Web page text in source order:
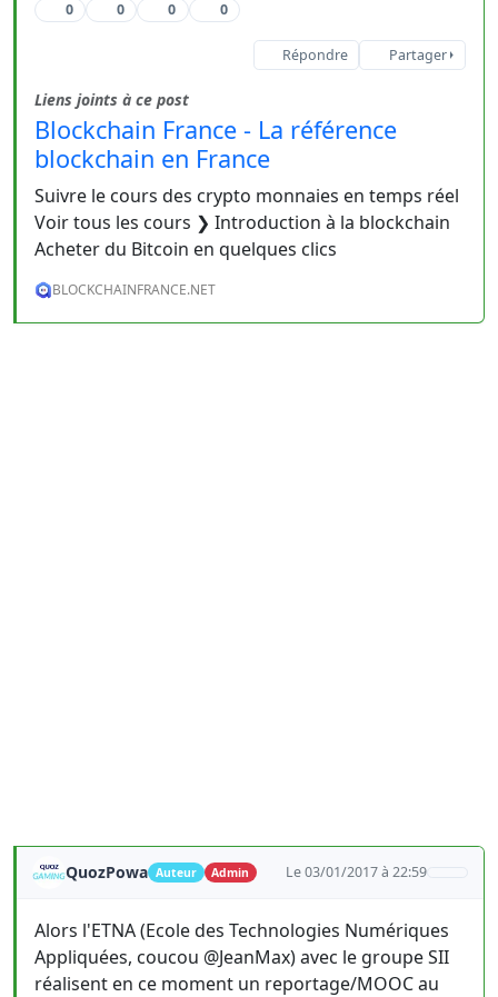
0 0 0 0
Répondre Partager
Liens joints à ce post
Blockchain France - La référence
blockchain en France
Suivre le cours des crypto monnaies en temps réel
Voir tous les cours ❯ Introduction à la blockchain
Acheter du Bitcoin en quelques clics
BLOCKCHAINFRANCE.NET
QuozPowa Auteur Admin Le 03/01/2017 à 22:59
Alors l'ETNA (Ecole des Technologies Numériques
Appliquées, coucou @JeanMax) avec le groupe SII
réalisent en ce moment un reportage/MOOC au